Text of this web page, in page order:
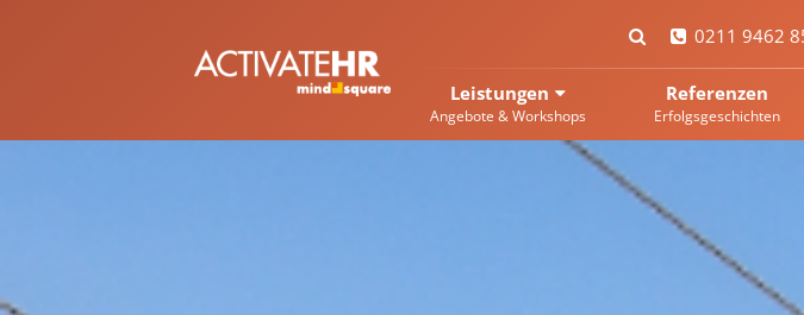
0211 9462
Leistungen
Angebote & Workshops
Referenzen
Erfolgsgeschichten